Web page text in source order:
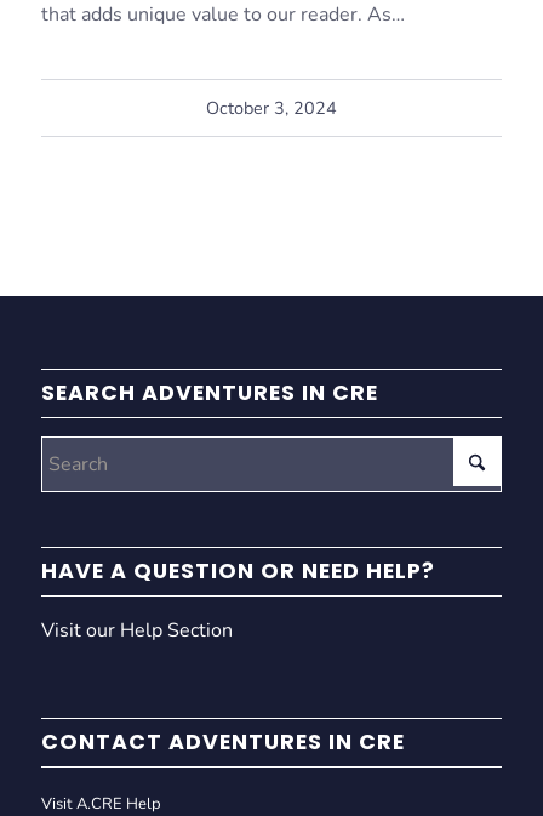
that adds unique value to our reader. As…
October 3, 2024
SEARCH ADVENTURES IN CRE
HAVE A QUESTION OR NEED HELP?
Visit our Help Section
CONTACT ADVENTURES IN CRE
Visit A.CRE Help